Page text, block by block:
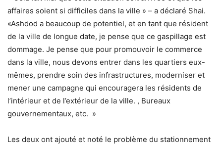
affaires soient si difficiles dans la ville » – a déclaré Shai.
«Ashdod a beaucoup de potentiel, et en tant que résident
de la ville de longue date, je pense que ce gaspillage est
dommage. Je pense que pour promouvoir le commerce
dans la ville, nous devons entrer dans les quartiers eux-
mêmes, prendre soin des infrastructures, moderniser et
mener une campagne qui encouragera les résidents de
l’intérieur et de l’extérieur de la ville. , Bureaux
gouvernementaux, etc. »
Les deux ont ajouté et noté le problème du stationnement